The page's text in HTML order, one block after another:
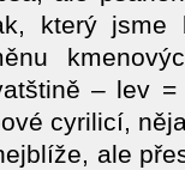
který jsme
– lev
cyrilicí,
ale